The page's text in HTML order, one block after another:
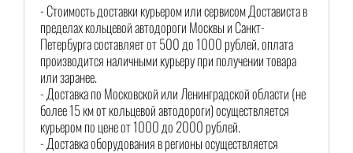
- Стоимость доставки курьером или сервисом Достависта в
пределах кольцевой автодороги Москвы и Санкт-
Петербурга составляет от 500 до 1000 рублей, оплата
производится наличными курьеру при получении товара
или заранее.
- Доставка по Московской или Ленинградской области (не
более 15 км от кольцевой автодороги) осуществляется
курьером по цене от 1000 до 2000 рублей.
- Доставка оборудования в регионы осуществляется